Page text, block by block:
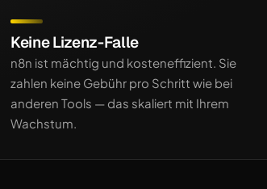
Keine Lizenz-Falle
n8n ist mächtig und kosteneffizient. Sie
zahlen keine Gebühr pro Schritt wie bei
anderen Tools — das skaliert mit Ihrem
Wachstum.